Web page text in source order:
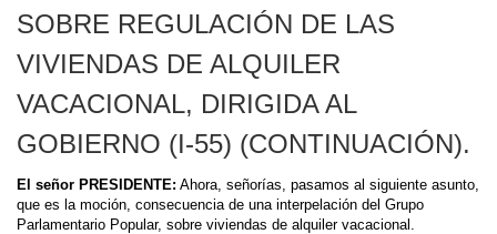
SOBRE REGULACIÓN DE LAS
VIVIENDAS DE ALQUILER
VACACIONAL, DIRIGIDA AL
GOBIERNO (I-55) (CONTINUACIÓN).
El señor PRESIDENTE: Ahora, señorías, pasamos al siguiente asunto,
que es la moción, consecuencia de una interpelación del Grupo
Parlamentario Popular, sobre viviendas de alquiler vacacional.